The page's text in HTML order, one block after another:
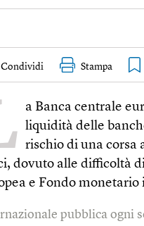
Condividi Stampa
a Banca centrale
liquidità delle
rischio di una corsa
dovuto alle difficoltà
e Fondo
pubblica ogni